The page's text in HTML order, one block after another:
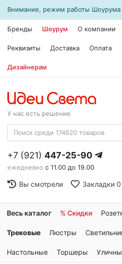
Внимание, режим работы Шоурума
Бренды Шоурум О компании
Реквизиты Доставка Оплата
Дизайнерам
У нас есть решение
+7 (921) 447-25-90
ежедневно с 11.00 до 19.00
Вы смотрели Закладки 0
Весь каталог % Скидки
Трековые Люстры
Настольные Торшеры